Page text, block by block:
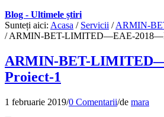
Blog - Ultimele știri
Sunteți aici: Acasa / Servicii / ARMIN-
/ ARMIN-BET-LIMITED—EAE-
ARMIN-BET-
Proiect-1
1 februarie 2019/0 Comentarii/de mara